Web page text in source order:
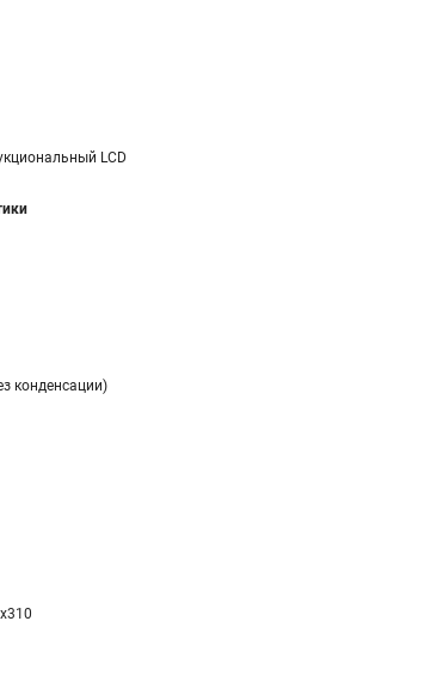
LCD
конденсации)